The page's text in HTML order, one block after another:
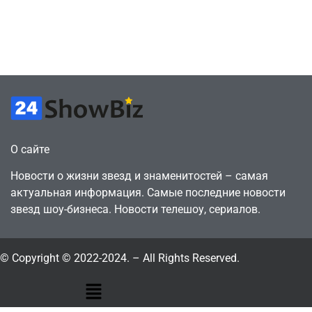
О сайте
Новости о жизни звезд и знаменитостей – самая
актуальная информация. Самые последние новости
звезд шоу-бизнеса. Новости телешоу, сериалов.
© Copyright © 2022-2024. – All Rights Reserved.